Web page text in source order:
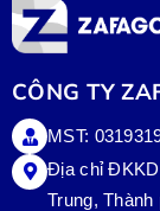
CÔNG TY
MST:
Địa chỉ
Trung,